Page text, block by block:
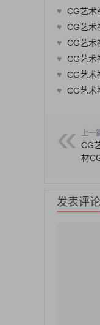
♥ CG艺术社-美丽大
♥ CG艺术社-尼尔
♥ CG艺术社-高贵
♥ CG艺术社-时尚
♥ CG艺术社-60组
♥ CG艺术社-不同
上一
CG
材
发表评论